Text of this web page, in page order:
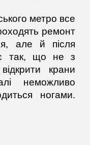
метро все
ремонт
але й після
так, що не з
крани
неможливо
ногами.